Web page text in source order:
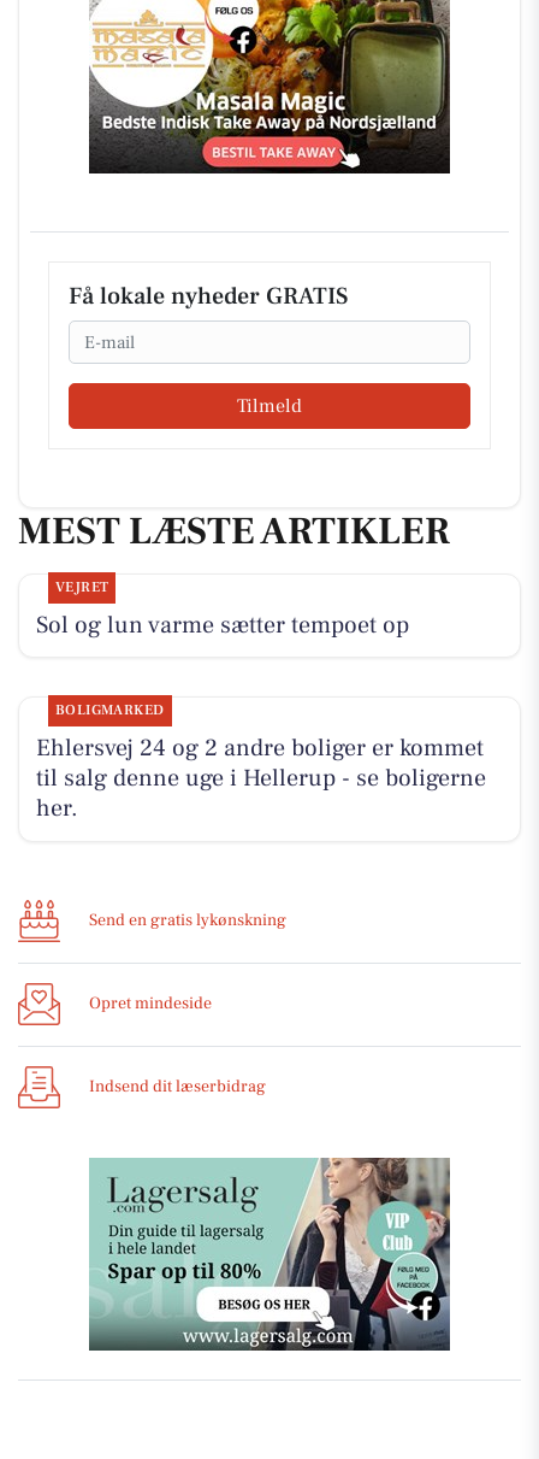
Få lokale nyheder GRATIS
Email
Tilmeld
MEST LÆSTE ARTIKLER
VEJRET
Sol og lun varme sætter tempoet op
BOLIGMARKED
Ehlersvej 24 og 2 andre boliger er kommet
til salg denne uge i Hellerup - se boligerne
her.
Send en gratis lykønskning
Opret mindeside
Indsend dit læserbidrag